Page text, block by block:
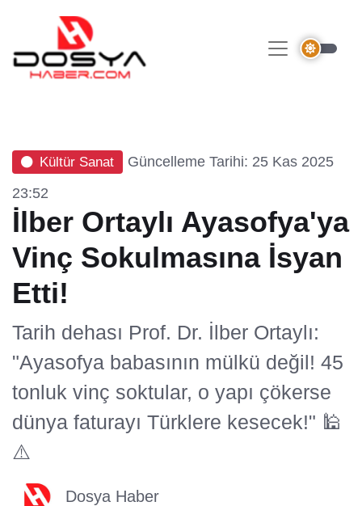
Kültür Sanat
Güncelleme Tarihi: 25 Kas 2025
23:52
İlber Ortaylı Ayasofya'ya
Vinç Sokulmasına İsyan
Etti!
Tarih dehası Prof. Dr. İlber Ortaylı:
"Ayasofya babasının mülkü değil! 45
tonluk vinç soktular, o yapı çökerse
dünya faturayı Türklere kesecek!" 🕌
⚠️
Dosya Haber